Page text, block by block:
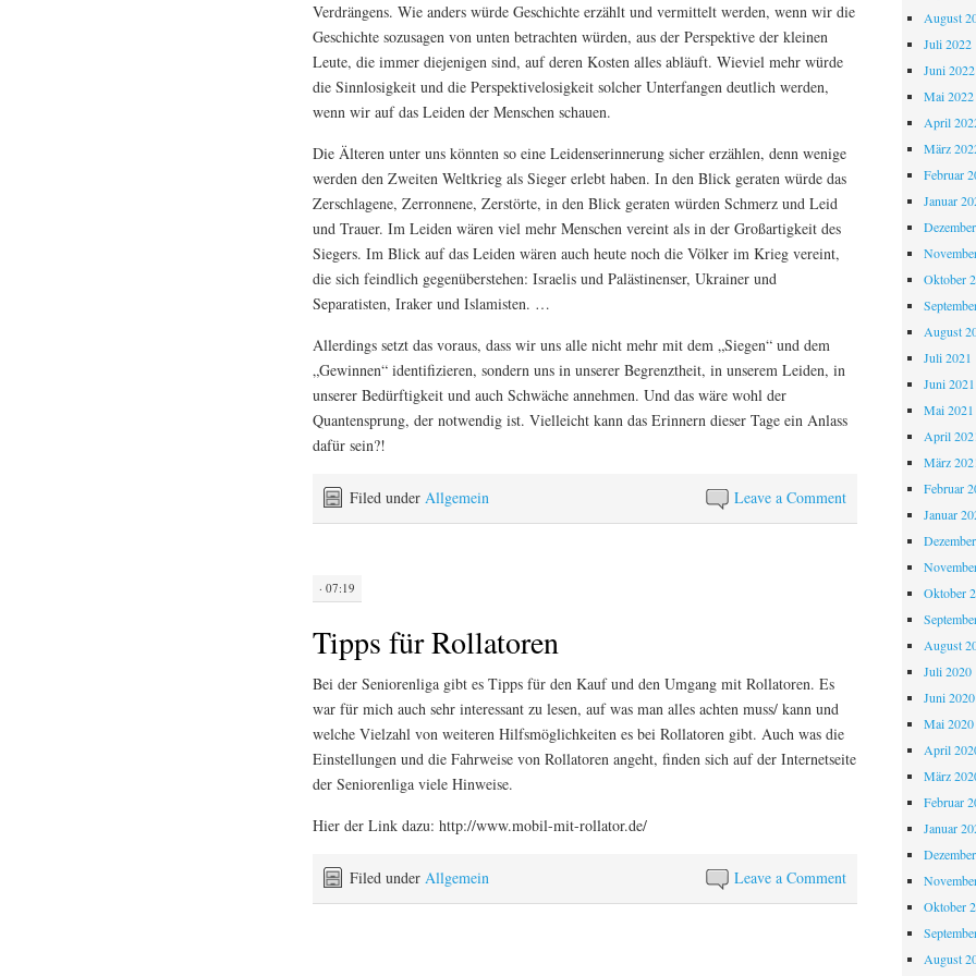
Verdrängens. Wie anders würde Geschichte erzählt und vermittelt werden, wenn wir die
Geschichte sozusagen von unten betrachten würden, aus der Perspektive der kleinen
Leute, die immer diejenigen sind, auf deren Kosten alles abläuft. Wieviel mehr würde
die Sinnlosigkeit und die Perspektivelosigkeit solcher Unterfangen deutlich werden,
wenn wir auf das Leiden der Menschen schauen.
Die Älteren unter uns könnten so eine Leidenserinnerung sicher erzählen, denn wenige
werden den Zweiten Weltkrieg als Sieger erlebt haben. In den Blick geraten würde das
Zerschlagene, Zerronnene, Zerstörte, in den Blick geraten würden Schmerz und Leid
und Trauer. Im Leiden wären viel mehr Menschen vereint als in der Großartigkeit des
Siegers. Im Blick auf das Leiden wären auch heute noch die Völker im Krieg vereint,
die sich feindlich gegenüberstehen: Israelis und Palästinenser, Ukrainer und
Separatisten, Iraker und Islamisten. …
Allerdings setzt das voraus, dass wir uns alle nicht mehr mit dem „Siegen“ und dem
„Gewinnen“ identifizieren, sondern uns in unserer Begrenztheit, in unserem Leiden, in
unserer Bedürftigkeit und auch Schwäche annehmen. Und das wäre wohl der
Quantensprung, der notwendig ist. Vielleicht kann das Erinnern dieser Tage ein Anlass
dafür sein?!
Leave a Comment
Filed under Allgemein
· 07:19
Tipps für Rollatoren
Bei der Seniorenliga gibt es Tipps für den Kauf und den Umgang mit Rollatoren. Es
war für mich auch sehr interessant zu lesen, auf was man alles achten muss/ kann und
welche Vielzahl von weiteren Hilfsmöglichkeiten es bei Rollatoren gibt. Auch was die
Einstellungen und die Fahrweise von Rollatoren angeht, finden sich auf der Internetseite
der Seniorenliga viele Hinweise.
Hier der Link dazu: http://www.mobil-mit-rollator.de/
Leave a Comment
Filed under Allgemein
August
Juli 2022
Juni 2022
Mai 2022
April
März
Februar
Januar
Oktober
August
Juli 2021
Juni 2021
Mai 2021
April
März
Februar
Januar
Oktober
August
Juli 2020
Juni 2020
Mai 2020
April
März
Februar
Januar
Oktober
August